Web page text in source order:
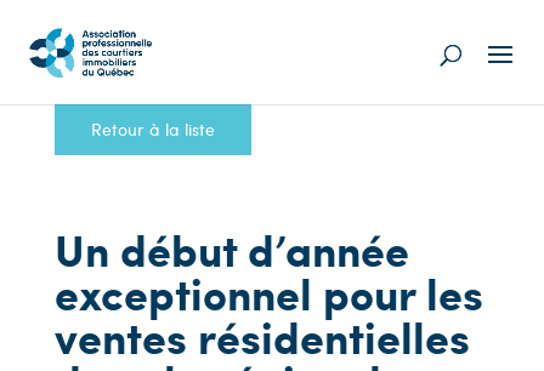
Retour à la liste
Un début d’année
exceptionnel pour les
ventes résidentielles